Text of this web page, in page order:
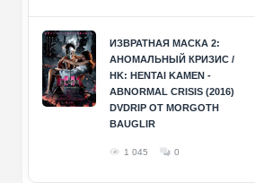
ИЗВРАТНАЯ МАСКА 2:
АНОМАЛЬНЫЙ КРИЗИС /
HK: HENTAI KAMEN -
ABNORMAL CRISIS (2016)
DVDRIP ОТ MORGOTH
BAUGLIR
1 045 0